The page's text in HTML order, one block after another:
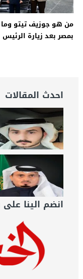
من هو جوزيف تيتو وما
بمصر بعد زيارة الرئيس
احدث المقالات
انضم الينا